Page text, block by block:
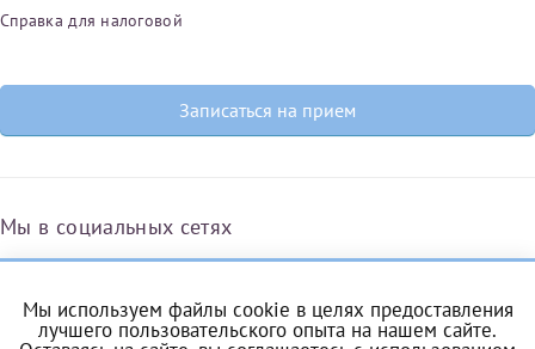
Справка для налоговой
Записаться на прием
Мы в социальных сетях
Вконтакте ОдноклассникиЯндекс.Дзен Telegram Max
Мы используем файлы cookie в целях предоставления
лучшего пользовательского опыта на нашем сайте.